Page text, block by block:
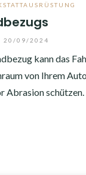
20/09/2024
kann das
von Ihrem Auto
Abrasion